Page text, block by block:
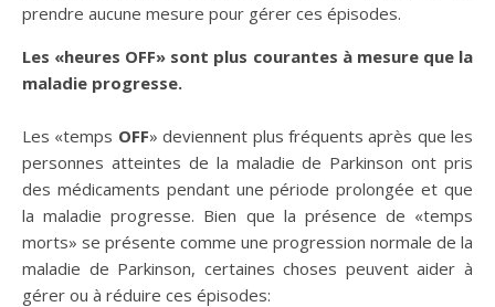
prendre aucune mesure pour gérer ces épisodes.
Les «heures OFF» sont plus courantes à mesure que la
maladie progresse.
Les «temps OFF» deviennent plus fréquents après que les
personnes atteintes de la maladie de Parkinson ont pris
des médicaments pendant une période prolongée et que
la maladie progresse. Bien que la présence de «temps
morts» se présente comme une progression normale de la
maladie de Parkinson, certaines choses peuvent aider à
gérer ou à réduire ces épisodes: